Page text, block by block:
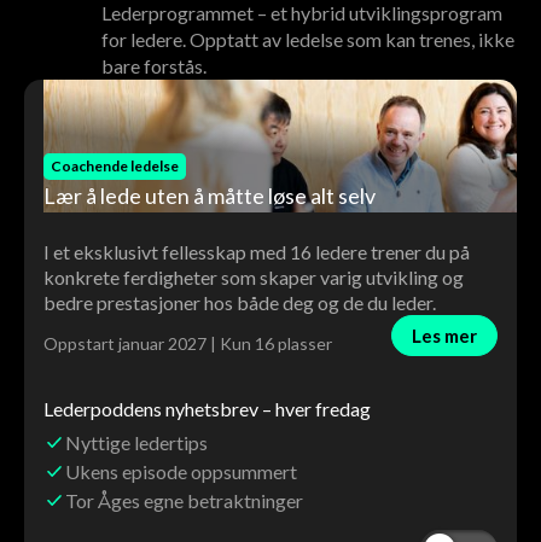
Lederprogrammet – et hybrid utviklingsprogram
for ledere. Opptatt av ledelse som kan trenes, ikke
bare forstås.
Lederpoddens nyhetsbrev – hver fredag
Nyttige ledertips
Ukens episode oppsummert
Tor Åges egne betraktninger
Coachende ledelse
Lær å lede uten å måtte løse alt selv
I et eksklusivt fellesskap med 16 ledere trener du på
konkrete ferdigheter som skaper varig utvikling og
bedre prestasjoner hos både deg og de du leder.
Oppstart januar 2027 | Kun 16 plasser Les mer